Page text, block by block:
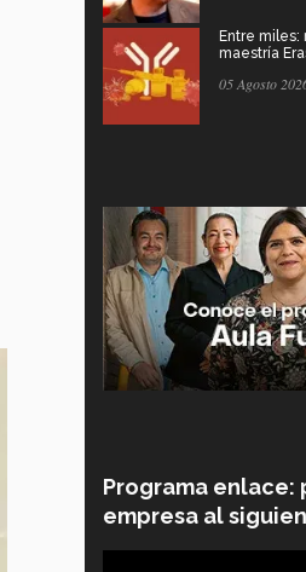
Entre miles:
maestría
05 Agosto
Programa enlace:
empresa al